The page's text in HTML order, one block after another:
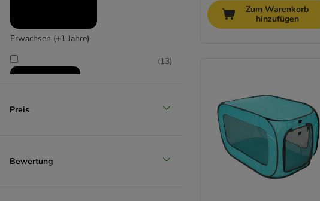
Erwachsen (+1 Jahre)
(13)
Preis
Bewertung
Zum Warenkorb
hinzufügen